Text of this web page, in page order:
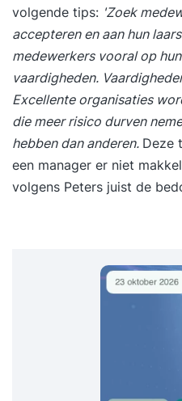
volgende tips: 'Zoek
accepteren en aan hun
medewerkers vooral op
vaardigheden.
Excellente organisaties
die meer risico durven
hebben dan anderen. Deze
een manager er niet
volgens Peters juist de